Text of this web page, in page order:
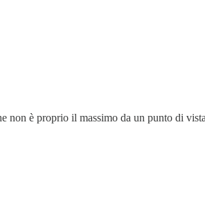
è proprio il massimo da un punto di